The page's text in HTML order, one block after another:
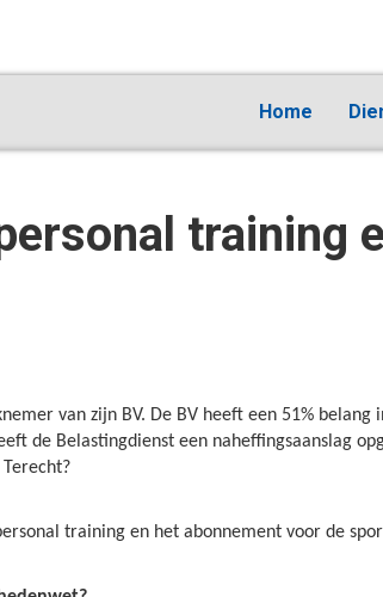
Home
training
van zijn BV. De BV heeft een 51%
de Belastingdienst een naheffingsaanslag
training en het abonnement voor de